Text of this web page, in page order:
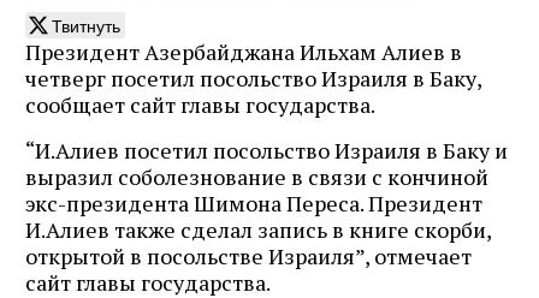
Твитнуть
Президент Азербайджана Ильхам Алиев в
четверг посетил посольство Израиля в Баку,
сообщает сайт главы государства.
“И.Алиев посетил посольство Израиля в Баку и
выразил соболезнование в связи с кончиной
экс-президента Шимона Переса. Президент
И.Алиев также сделал запись в книге скорби,
открытой в посольстве Израиля”, отмечает
сайт главы государства.